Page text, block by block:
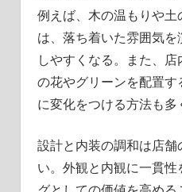
例えば、木の温もりや
は、落ち着いた雰囲気
しやすくなる。また、
の花やグリーンを配置
に変化をつける方法も多
設計と内装の調和は店
い。外観と内観に一貫